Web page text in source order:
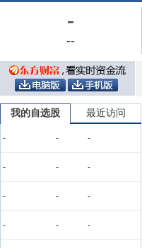
-
--
我的自选股 最近访问
- - -
- - -
- - -
- - -